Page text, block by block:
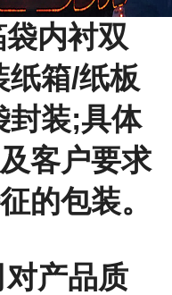
内衬双
纸箱/纸板
封装;具体
客户要求
的包装。
产品质